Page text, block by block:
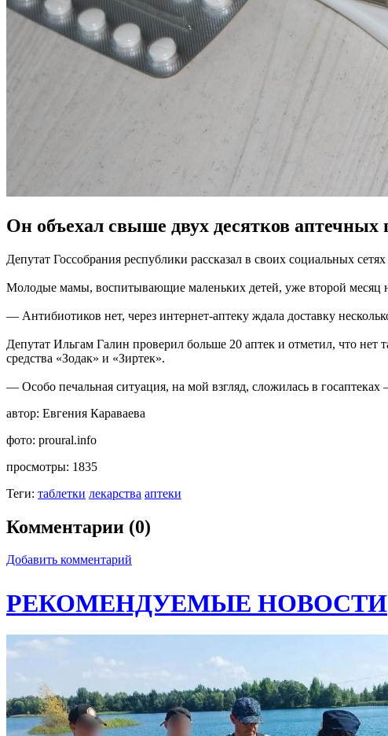
Он объехал свыше двух десятков аптечных
Депутат Госсобрания республики рассказал в своих социальных
Молодые мамы, воспитывающие маленьких детей, уже второй месяц
— Антибиотиков нет, через интернет-аптеку ждала доставку
Депутат Ильгам Галин проверил больше 20 аптек и отметил, что
средства «Зодак» и «Зиртек».
— Особо печальная ситуация, на мой взгляд, сложилась в
автор: Евгения Караваева
фото: proural.info
просмотры: 1835
Теги: таблетки лекарства аптеки
Комментарии (0)
Добавить комментарий
РЕКОМЕНДУЕМЫЕ НОВОСТИ